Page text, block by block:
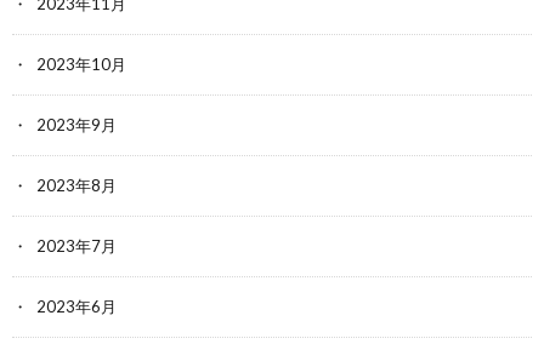
2023年10月
2023年9月
2023年8月
2023年7月
2023年6月